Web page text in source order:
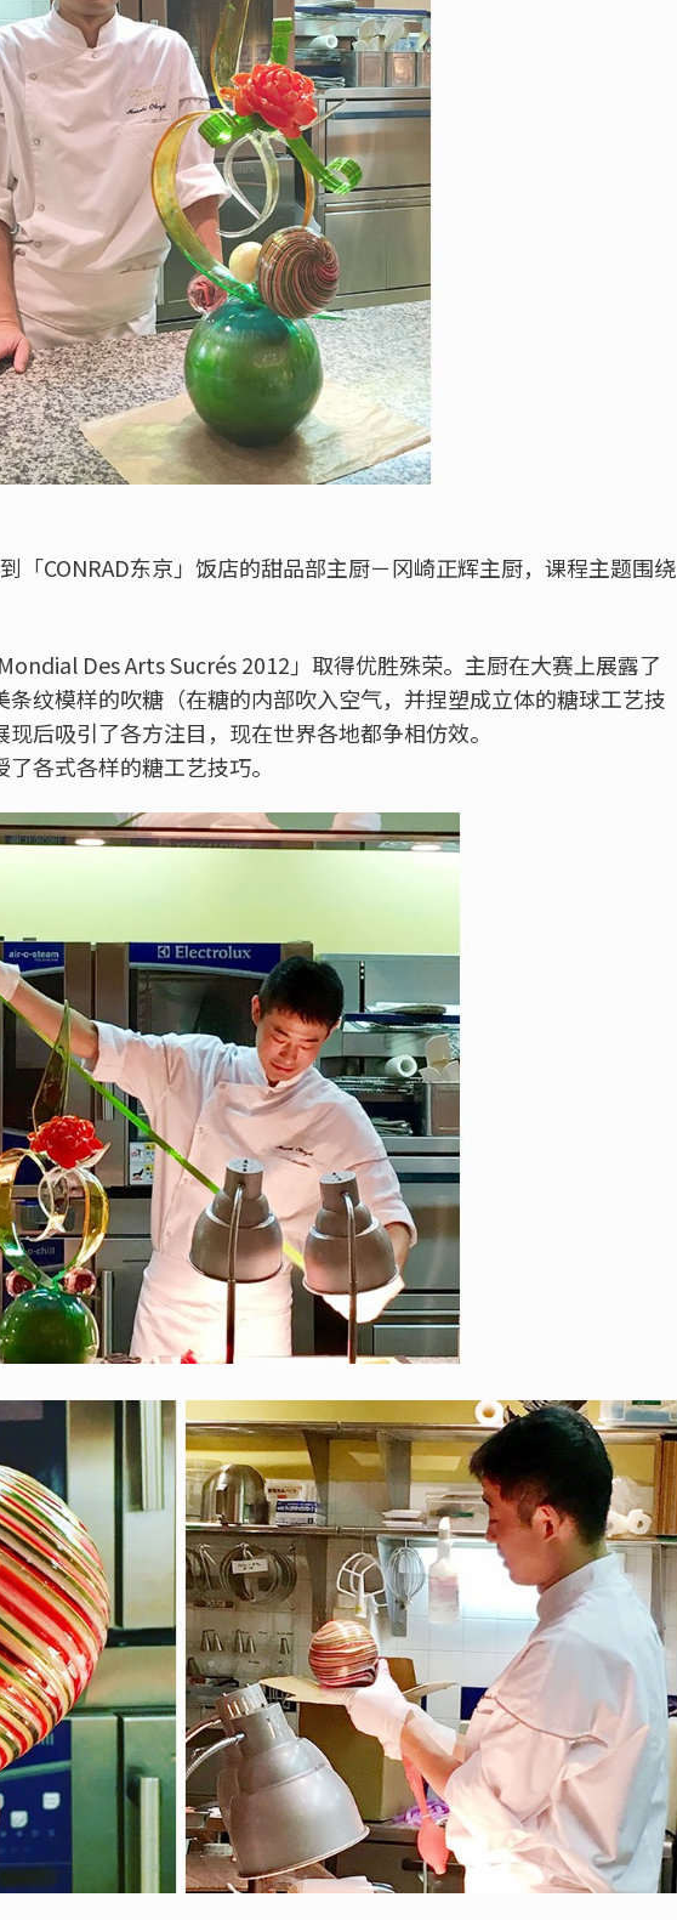
「CONRAD东京」饭店的甜品部主厨－冈崎正辉主厨，课程主题围绕
Des Arts Sucrés 2012」取得优胜殊荣。主厨在大赛上展露了
纹模样的吹糖（在糖的内部吹入空气，并捏塑成立体的糖球工艺技
后吸引了各方注目，现在世界各地都争相仿效。
各式各样的糖工艺技巧。